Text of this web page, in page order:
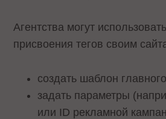
Агентства могут
присвоения тегов своим
создать шаблон
задать параметры
или ID рекламной